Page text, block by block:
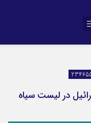
در لیست سیاه